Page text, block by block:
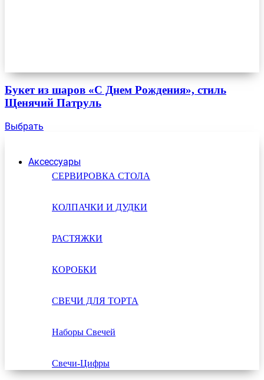
Аксессуары
СЕРВИРОВКА СТОЛА
КОЛПАЧКИ И ДУДКИ
РАСТЯЖКИ
КОРОБКИ
СВЕЧИ ДЛЯ ТОРТА
Наборы Свечей
Свечи-Цифры
Букет из шаров «С Днем Рождения», стиль
Щенячий Патруль
Выбрать